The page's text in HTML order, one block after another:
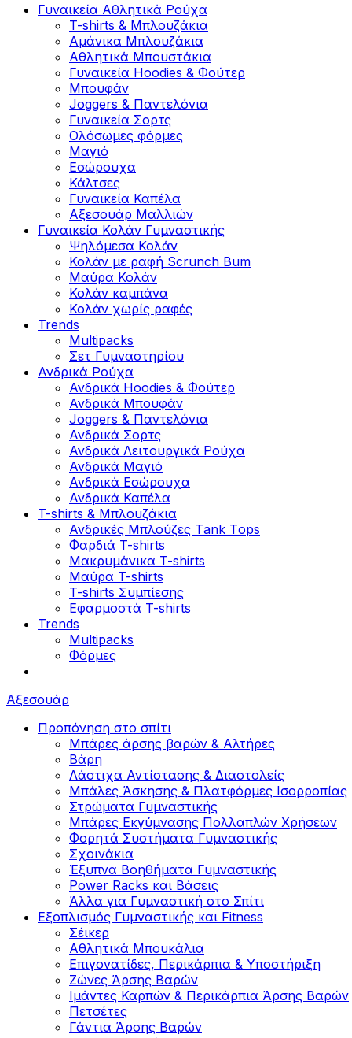
Γυναικεία Αθλητικά Ρούχα
T-shirts & Μπλουζάκια
Αμάνικα Μπλουζάκια
Aθλητικά Μπουστάκια
Γυναικεία Hoodies & Φούτερ
Μπουφάν
Joggers & Παντελόνια
Γυναικεία Σορτς
Ολόσωμες φόρμες
Μαγιό
Εσώρουχα
Κάλτσες
Γυναικεία Καπέλα
Αξεσουάρ Μαλλιών
Γυναικεία Κολάν Γυμναστικής
Ψηλόμεσα Κολάν
Κολάν με ραφή Scrunch Bum
Μαύρα Κολάν
Κολάν καμπάνα
Κολάν χωρίς ραφές
Trends
Multipacks
Σετ Γυμναστηρίου
Ανδρικά Ρούχα
Ανδρικά Hoodies & Φούτερ
Ανδρικά Μπουφάν
Joggers & Παντελόνια
Ανδρικά Σορτς
Ανδρικά Λειτουργικά Ρούχα
Ανδρικά Μαγιό
Ανδρικά Εσώρουχα
Ανδρικά Καπέλα
T-shirts & Μπλουζάκια
Ανδρικές Mπλούζες Τank Τops
Φαρδιά T-shirts
Μακρυμάνικα T-shirts
Μαύρα T-shirts
T-shirts Συμπίεσης
Εφαρμοστά T-shirts
Trends
Multipacks
Φόρμες
Αξεσουάρ
Προπόνηση στο σπίτι
Μπάρες άρσης βαρών & Αλτήρες
Βάρη
Λάστιχα Αντίστασης & Διαστολείς
Μπάλες Άσκησης & Πλατφόρμες Ισορροπίας
Στρώματα Γυμναστικής
Μπάρες Εκγύμνασης Πολλαπλών Χρήσεων
Φορητά Συστήματα Γυμναστικής
Σχοινάκια
Έξυπνα Βοηθήματα Γυμναστικής
Power Racks και Βάσεις
Άλλα για Γυμναστική στο Σπίτι
Εξοπλισμός Γυμναστικής και Fitness
Σέικερ
Αθλητικά Μπουκάλια
Επιγονατίδες, Περικάρπια & Υποστήριξη
Ζώνες Άρσης Βαρών
Ιμάντες Καρπών & Περικάρπια Άρσης Βαρών
Πετσέτες
Γάντια Άρσης Βαρών